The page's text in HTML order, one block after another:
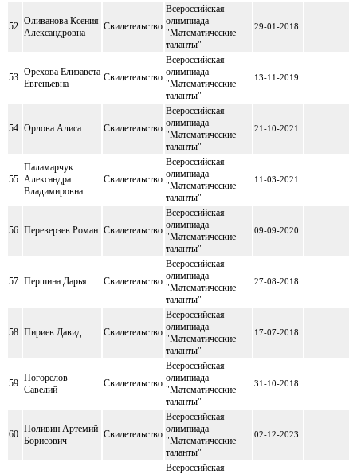
52. Оливанова Ксения
Александровна
Свидетельство
Всероссийская
олимпиада
"Математические
таланты"
29-01-2018
53. Орехова Елизавета
Евгеньевна
Свидетельство
Всероссийская
олимпиада
"Математические
таланты"
13-11-2019
54. Орлова Алиса Свидетельство
Всероссийская
олимпиада
"Математические
таланты"
21-10-2021
55.
Паламарчук
Александра
Владимировна
Свидетельство
Всероссийская
олимпиада
"Математические
таланты"
11-03-2021
56. Переверзев Роман Свидетельство
Всероссийская
олимпиада
"Математические
таланты"
09-09-2020
57. Першина Дарья Свидетельство
Всероссийская
олимпиада
"Математические
таланты"
27-08-2018
58. Пириев Давид Свидетельство
Всероссийская
олимпиада
"Математические
таланты"
17-07-2018
59. Погорелов
Савелий
Свидетельство
Всероссийская
олимпиада
"Математические
таланты"
31-10-2018
60. Поливин Артемий
Борисович
Свидетельство
Всероссийская
олимпиада
"Математические
таланты"
02-12-2023
Всероссийская